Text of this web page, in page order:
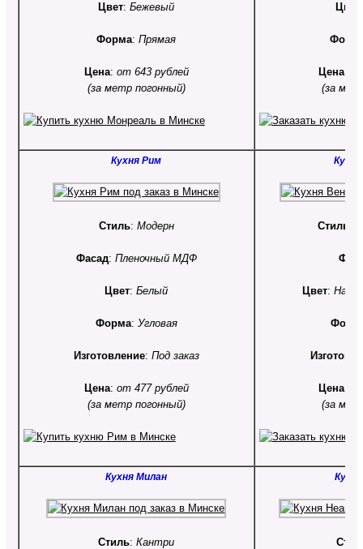
Цвет:Бежевый
Форма:Прямая
Цена: от 643 рублей
(за метр погонный)
Цвет
Цена:
(за
Кухня Рим
Стиль: Модерн
Фасад: Пленочный МДФ
Цвет:Белый
Форма: Угловая
Изготовление: Под заказ
Цена: от 477 рублей
(за метр погонный)
Стиль
Цвет:
Цена:
(за
Кухня Милан
Стиль:Кантри